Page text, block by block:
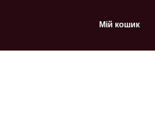
Мій кошик